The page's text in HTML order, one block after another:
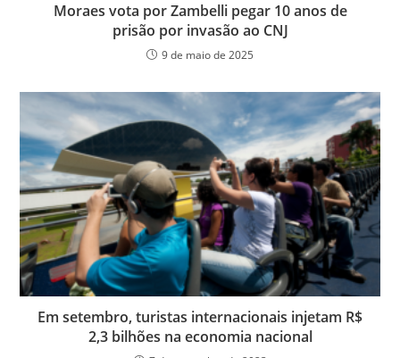
Moraes vota por Zambelli pegar 10 anos de
prisão por invasão ao CNJ
9 de maio de 2025
Em setembro, turistas internacionais injetam R$
2,3 bilhões na economia nacional